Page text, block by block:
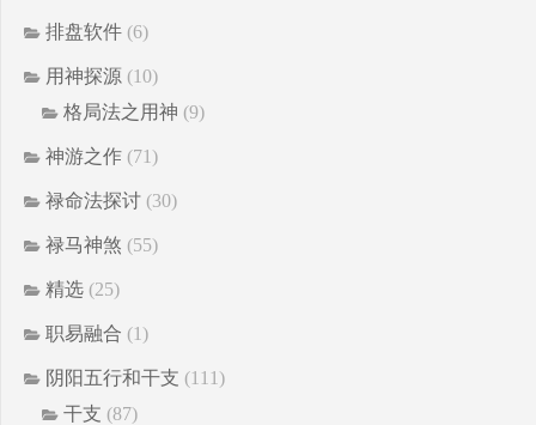
排盘软件 (6)
用神探源 (10)
格局法之用神 (9)
神游之作 (71)
禄命法探讨 (30)
禄马神煞 (55)
精选 (25)
职易融合 (1)
阴阳五行和干支 (111)
干支 (87)